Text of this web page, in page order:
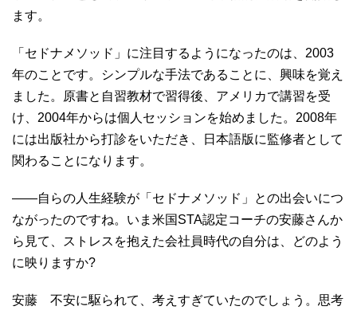
ます。
「セドナメソッド」に注目するようになったのは、2003
年のことです。シンプルな手法であることに、興味を覚え
ました。原書と自習教材で習得後、アメリカで講習を受
け、2004年からは個人セッションを始めました。2008年
には出版社から打診をいただき、日本語版に監修者として
関わることになります。
――自らの人生経験が「セドナメソッド」との出会いにつ
ながったのですね。いま米国STA認定コーチの安藤さんか
ら見て、ストレスを抱えた会社員時代の自分は、どのよう
に映りますか?
安藤 不安に駆られて、考えすぎていたのでしょう。思考